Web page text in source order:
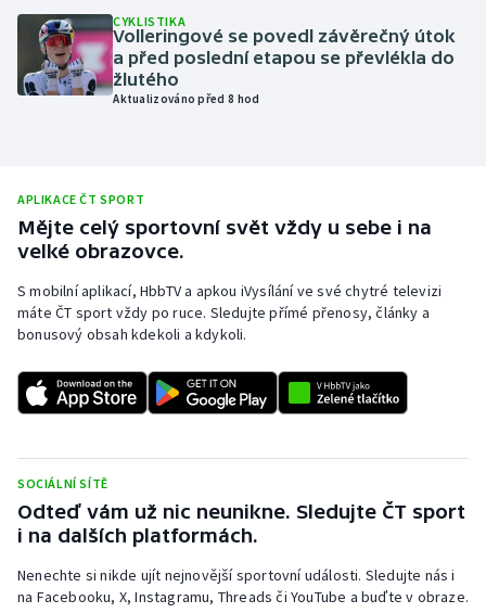
Parasport
Plavání
Ragby
Rychlobruslení
Rychlostní kanoistika
Short track
Sportovní střelba
Triatlon
Vodní slalom
CYKLISTIKA
Volleringové se povedl závěrečný útok
a před poslední etapou se převlékla do
žlutého
Aktualizováno před 8 hod
APLIKACE ČT SPORT
Mějte celý sportovní svět vždy u sebe i na
velké obrazovce.
S mobilní aplikací, HbbTV a apkou iVysílání ve své chytré televizi
máte ČT sport vždy po ruce. Sledujte přímé přenosy, články a
bonusový obsah kdekoli a kdykoli.
SOCIÁLNÍ SÍTĚ
Odteď vám už nic neunikne. Sledujte ČT sport
i na dalších platformách.
Nenechte si nikde ujít nejnovější sportovní události. Sledujte nás i
na Facebooku, X, Instagramu, Threads či YouTube a buďte v obraze.